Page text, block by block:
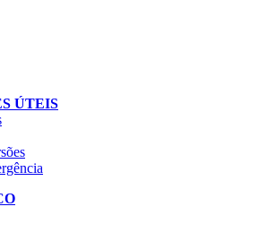
ÚTEIS